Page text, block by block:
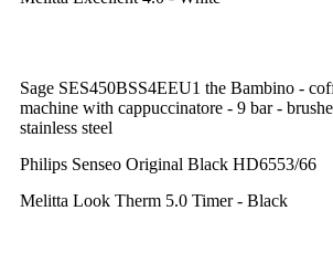
Sage SES450BSS4EEU1 the Bambino -
machine with cappuccinatore - 9 bar -
stainless steel
Philips Senseo Original Black HD6553/66
Melitta Look Therm 5.0 Timer - Black